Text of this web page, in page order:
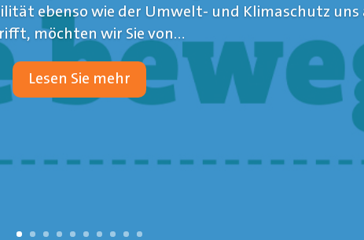
ebenso wie der Umwelt- und Klimaschutz uns
möchten wir Sie von...
Lesen Sie mehr